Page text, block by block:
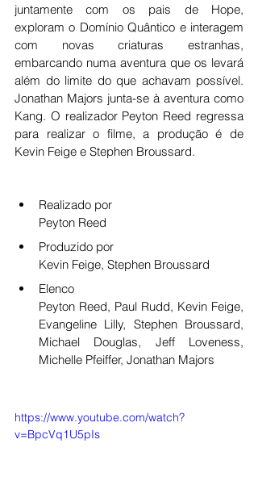
juntamente com os pais de Hope,
exploram o Domínio Quântico e interagem
com novas criaturas estranhas,
embarcando numa aventura que os levará
além do limite do que achavam possível.
Jonathan Majors junta-se à aventura como
Kang. O realizador Peyton Reed regressa
para realizar o filme, a produção é de
Kevin Feige e Stephen Broussard.
Realizado por
Peyton Reed
Produzido por
Kevin Feige, Stephen Broussard
Elenco
Peyton Reed, Paul Rudd, Kevin Feige,
Evangeline Lilly, Stephen Broussard,
Michael Douglas, Jeff Loveness,
Michelle Pfeiffer, Jonathan Majors
https://www.youtube.com/watch?
v=BpcVq1U5pIs